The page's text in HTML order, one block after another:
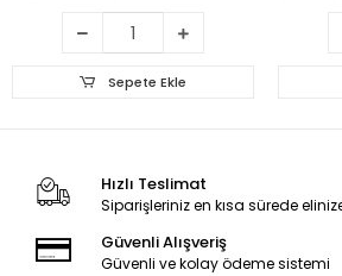
Sepete Ekle
Hızlı Teslimat
Siparişleriniz en kısa sürede
Güvenli Alışveriş
Güvenli ve kolay ödeme sistemi